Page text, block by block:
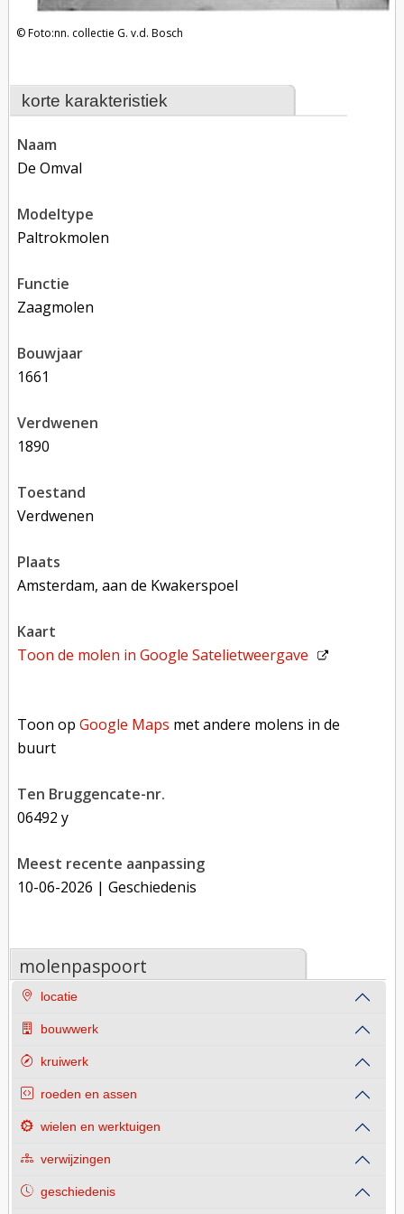
korte karakteristiek
naam
De Omval
modeltype
Paltrokmolen
functie
zaagmolen
bouwjaar
1661
verdwenen
1890
toestand
verdwenen
plaats
Amsterdam, aan de Kwakerspoel
kaart
Toon de molen inGoogle Satelietweergave
Toon opGoogle Maps met andere molens in de
buurt
Ten Bruggencate-nr.
06492 y
Meest recente aanpassing
10-06-2026 | Geschiedenis
Foto:nn. collectie G. v.d. Bosch
molenpaspoort
locatie
bouwwerk
kruiwerk
roeden en assen
wielen en werktuigen
verwijzingen
geschiedenis